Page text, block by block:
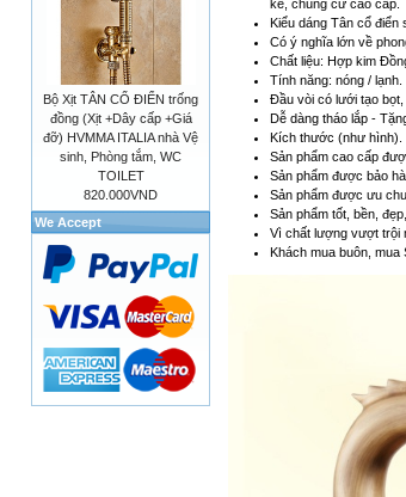
kề, chung cư cao cấp.
Kiểu dáng Tân cổ điển
Có ý nghĩa lớn về
Chất liệu: Hợp kim
Tính năng: nóng / lạnh.
Đầu vòi có lưới tạo bọt,
Dễ dàng tháo lắp -
Kích thước (như hình).
Sản phẩm cao cấp
Sản phẩm được bảo
Sản phẩm được ưu
Sản phẩm tốt, bền,
Vì chất lượng vượt trội
Khách mua buôn, mua
Bộ Xịt TÂN CỔ ĐIỂN trống
đồng (Xịt +Dây cấp +Giá
đỡ) HVMMA ITALIA nhà Vệ
sinh, Phòng tắm, WC
TOILET
820.000VND
We Accept